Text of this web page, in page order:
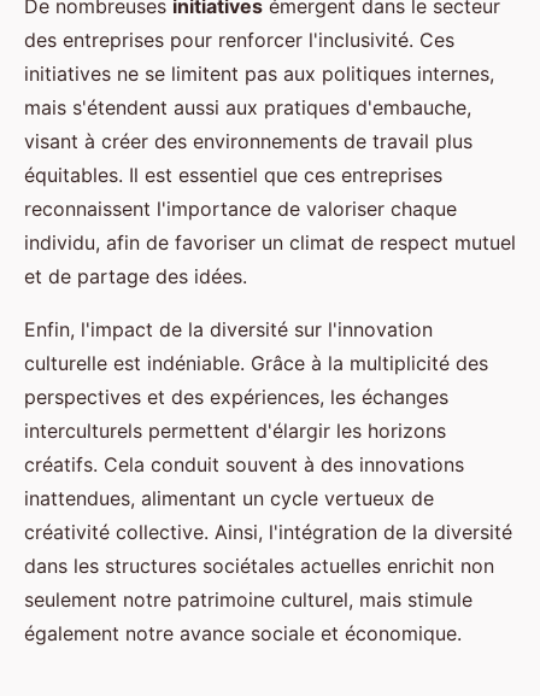
De nombreuses initiatives émergent dans le secteur
des entreprises pour renforcer l'inclusivité. Ces
initiatives ne se limitent pas aux politiques internes,
mais s'étendent aussi aux pratiques d'embauche,
visant à créer des environnements de travail plus
équitables. Il est essentiel que ces entreprises
reconnaissent l'importance de valoriser chaque
individu, afin de favoriser un climat de respect mutuel
et de partage des idées.
Enfin, l'impact de la diversité sur l'innovation
culturelle est indéniable. Grâce à la multiplicité des
perspectives et des expériences, les échanges
interculturels permettent d'élargir les horizons
créatifs. Cela conduit souvent à des innovations
inattendues, alimentant un cycle vertueux de
créativité collective. Ainsi, l'intégration de la diversité
dans les structures sociétales actuelles enrichit non
seulement notre patrimoine culturel, mais stimule
également notre avance sociale et économique.